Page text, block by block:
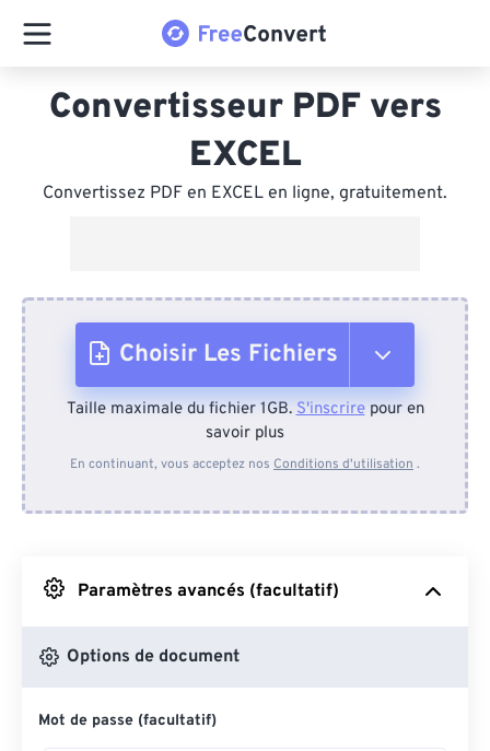
Convertisseur PDF vers
EXCEL
Convertissez PDF en EXCEL en ligne, gratuitement.
Choisir Les Fichiers
Depuis l'appareil
Depuis Google Drive
Depuis OneDrive
Depuis l'URL
Taille maximale du fichier 1GB.S'inscrirepour en
savoir plus
En continuant, vous acceptez nos Conditions d'utilisation .
Paramètres avancés (facultatif)
Options de document
Mot de passe (facultatif)